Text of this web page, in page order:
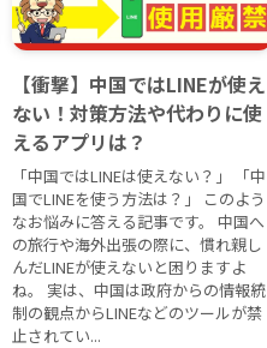
【衝撃】中国ではLINEが使え
ない！対策方法や代わりに使
えるアプリは？
「中国ではLINEは使えない？」 「中
国でLINEを使う方法は？」 このよう
なお悩みに答える記事です。 中国へ
の旅行や海外出張の際に、慣れ親し
んだLINEが使えないと困りますよ
ね。 実は、中国は政府からの情報統
制の観点からLINEなどのツールが禁
止されてい...